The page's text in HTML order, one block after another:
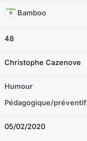
B Bamboo
48
Christophe Cazenove
Humour
Pédagogique/préventif
05/02/2020